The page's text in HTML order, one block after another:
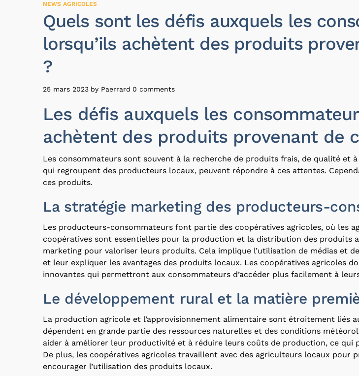
NEWS AGRICOLES
Quels sont les défis auxquels les
lorsqu’ils achètent des produits
?
25 mars 2023 by Paerrard 0 comments
Les défis auxquels les
achètent des produits provenant de
Les consommateurs sont souvent à la recherche de produits frais, de qualité et
qui regroupent des producteurs locaux, peuvent répondre à ces attentes.
ces produits.
La stratégie marketing des producteurs-
Les producteurs-consommateurs font partie des coopératives agricoles, où les
coopératives sont essentielles pour la production et la distribution des produits
marketing pour valoriser leurs produits. Cela implique l’utilisation de médias et
et leur expliquer les avantages des produits locaux. Les coopératives agricoles
innovantes qui permettront aux consommateurs d’accéder plus facilement à
Le développement rural et la matière
La production agricole et l’approvisionnement alimentaire sont étroitement liés
dépendent en grande partie des ressources naturelles et des conditions
aider à améliorer leur productivité et à réduire leurs coûts de production, ce qui
De plus, les coopératives agricoles travaillent avec des agriculteurs locaux
encourager l’utilisation des produits locaux.